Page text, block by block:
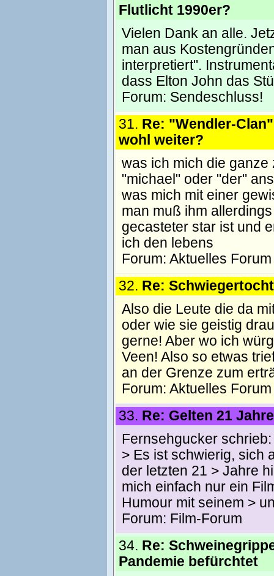
Flutlicht 1990er?
Vielen Dank an alle.
man aus
interpretiert".
dass Elton John das
Forum: Sendeschluss!
31. Re: "Wendler-
wohl weiter?
was ich mich die
"michael" oder "der"
was mich mit einer
man muß ihm
gecasteter star ist und
ich den lebens
Forum: Aktuelles Forum
32. Re:
Also die Leute die da
oder wie sie geistig
gerne! Aber wo ich
Veen! Also so etwas
an der Grenze zum
Forum: Aktuelles Forum
33. Re: Gelten 21
Fernsehgucker
> Es ist schwierig, sich
der letzten 21 > Jahre
mich einfach nur ein
Humour mit seinem >
Forum: Film-Forum
34. Re:
Pandemie befürchtet